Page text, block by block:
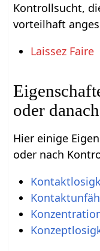
Kontrollsucht,
vorteilhaft
Laissez Faire
oder danach
Hier einige
oder nach